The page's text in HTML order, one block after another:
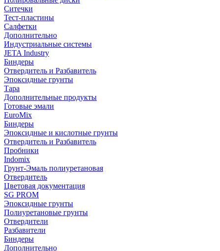
Ситечки
Тест-пластины
Салфетки
Дополнительно
Индустриальные системы
JETA Industry
Биндеры
Отвердитель и Разбавитель
Эпоксидные грунты
Тара
Дополнительные продукты
Готовые эмали
EuroMix
Биндеры
Эпоксидные и кислотные грунты
Отвердитель и Разбавитель
Пробники
Indomix
Грунт-Эмаль полиуретановая
Отвердитель
Цветовая документация
SG PROM
Эпоксидные грунты
Полиуретановые грунты
Отвердители
Разбавители
Биндеры
Дополнительно